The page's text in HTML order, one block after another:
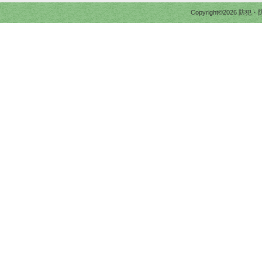
Copyright©2026 防犯・